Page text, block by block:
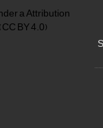
aAttribution
(CC BY 4.0)